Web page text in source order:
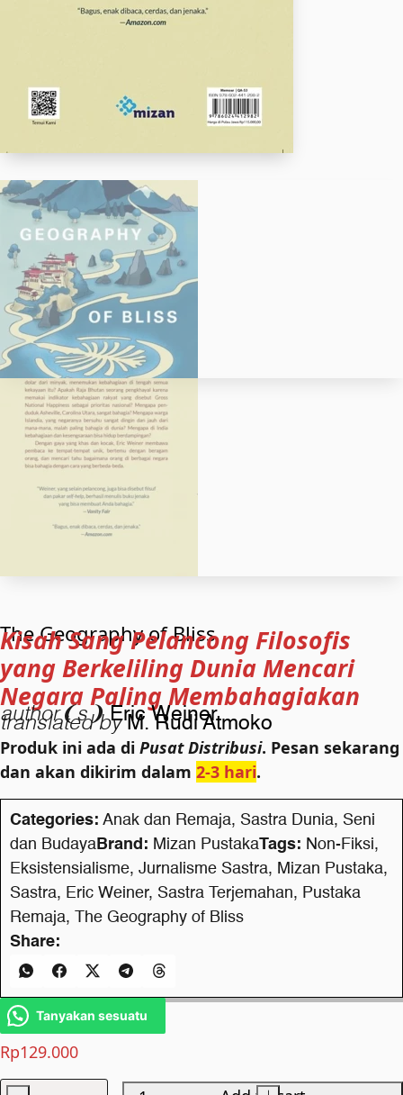
The Geography of Bliss
Kisah Sang Pelancong Filosofis
yang Berkeliling Dunia Mencari
Negara Paling Membahagiakan
author❨s❩ Eric Weiner
translated by M. Rudi Atmoko
Rp129.000
Produk ini ada di Pusat Distribusi. Pesan sekarang
dan akan dikirim dalam 2-3 hari.
Categories: Anak dan Remaja, Sastra Dunia, Seni
dan Budaya Brand: Mizan PustakaTags: Non-Fiksi,
Eksistensialisme, Jurnalisme Sastra, Mizan Pustaka,
Sastra, Eric Weiner, Sastra Terjemahan, Pustaka
Remaja,
The Geography of Bliss
Share:
Tanyakan sesuatu